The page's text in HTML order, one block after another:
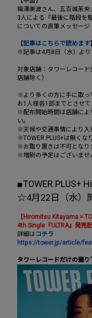
梅澤美波さん、五百城茉
3人による『最後に階段を
についての直筆メッセー
【記事はこちらで読めます
※記事は4月8日（水）よ
対象店舗：タワーレコー
店舗除く）
※より多くの方に手に取っ
お1人様各1部までとさせ
※配布開始時間は店舗によ
い。
※天候や交通事情により入
※TOWER PLUS+は無くな
※お取り置きは不可となり
※増刷の予定はございませ
■TOWER PLUS+
☆4月22日（水）
【Hiromitsu Kitayama ×
4th Single『ULTRA』発売
詳細は コチラ
https://tower.jp/article/
タワーレコードだけの撮り